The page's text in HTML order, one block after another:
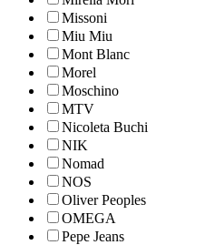
Missoni
Miu Miu
Mont Blanc
Morel
Moschino
MTV
Nicoleta Buchi
NIK
Nomad
NOS
Oliver Peoples
OMEGA
Pepe Jeans